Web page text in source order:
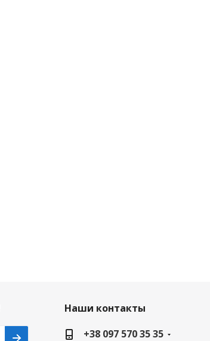
Наши контакты
+38 097 570 35 35